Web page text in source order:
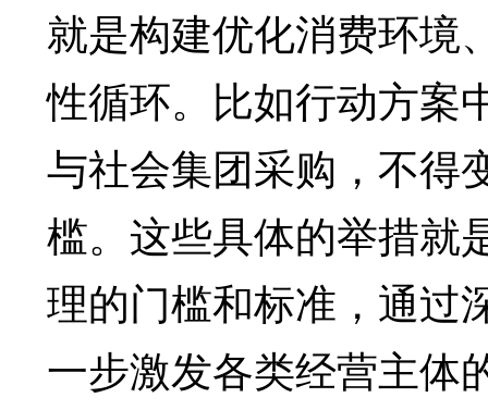
就是构建优化消费环境
性循环。比如行动方案
与社会集团采购，不得
槛。这些具体的举措就
理的门槛和标准，通过
一步激发各类经营主体